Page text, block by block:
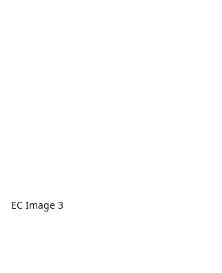
EC Image 3